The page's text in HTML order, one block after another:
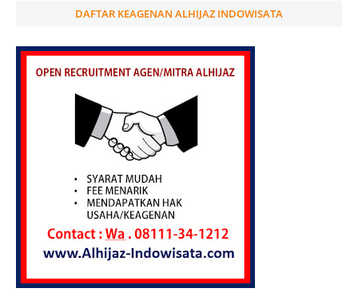
DAFTAR KEAGENAN ALHIJAZ INDOWISATA